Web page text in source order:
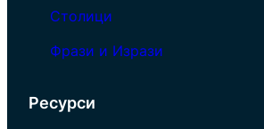
Столици
Фрази и Изрази
Ресурси